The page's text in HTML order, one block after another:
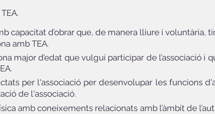
capacitat d’obrar que, de manera lliure i voluntària,
amb TEA.
major d’edat que vulgui participar de l’associació i
per l'associació per desenvolupar les funcions
de l'associació.
amb coneixements relacionats amb l’àmbit de